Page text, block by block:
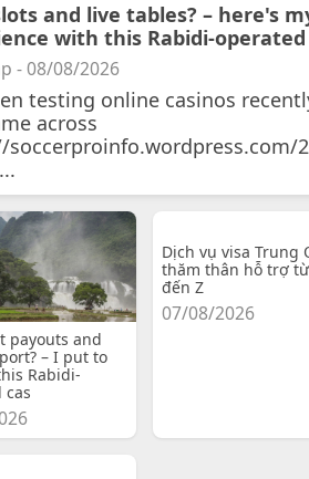
and live tables? – here's
with this Rabidi-operated
- 08/08/2026
testing online casinos
across
payouts and
– I put to
Rabidi-
cas
Dịch vụ visa Trung
thăm thân hỗ trợ
đến Z
07/08/2026